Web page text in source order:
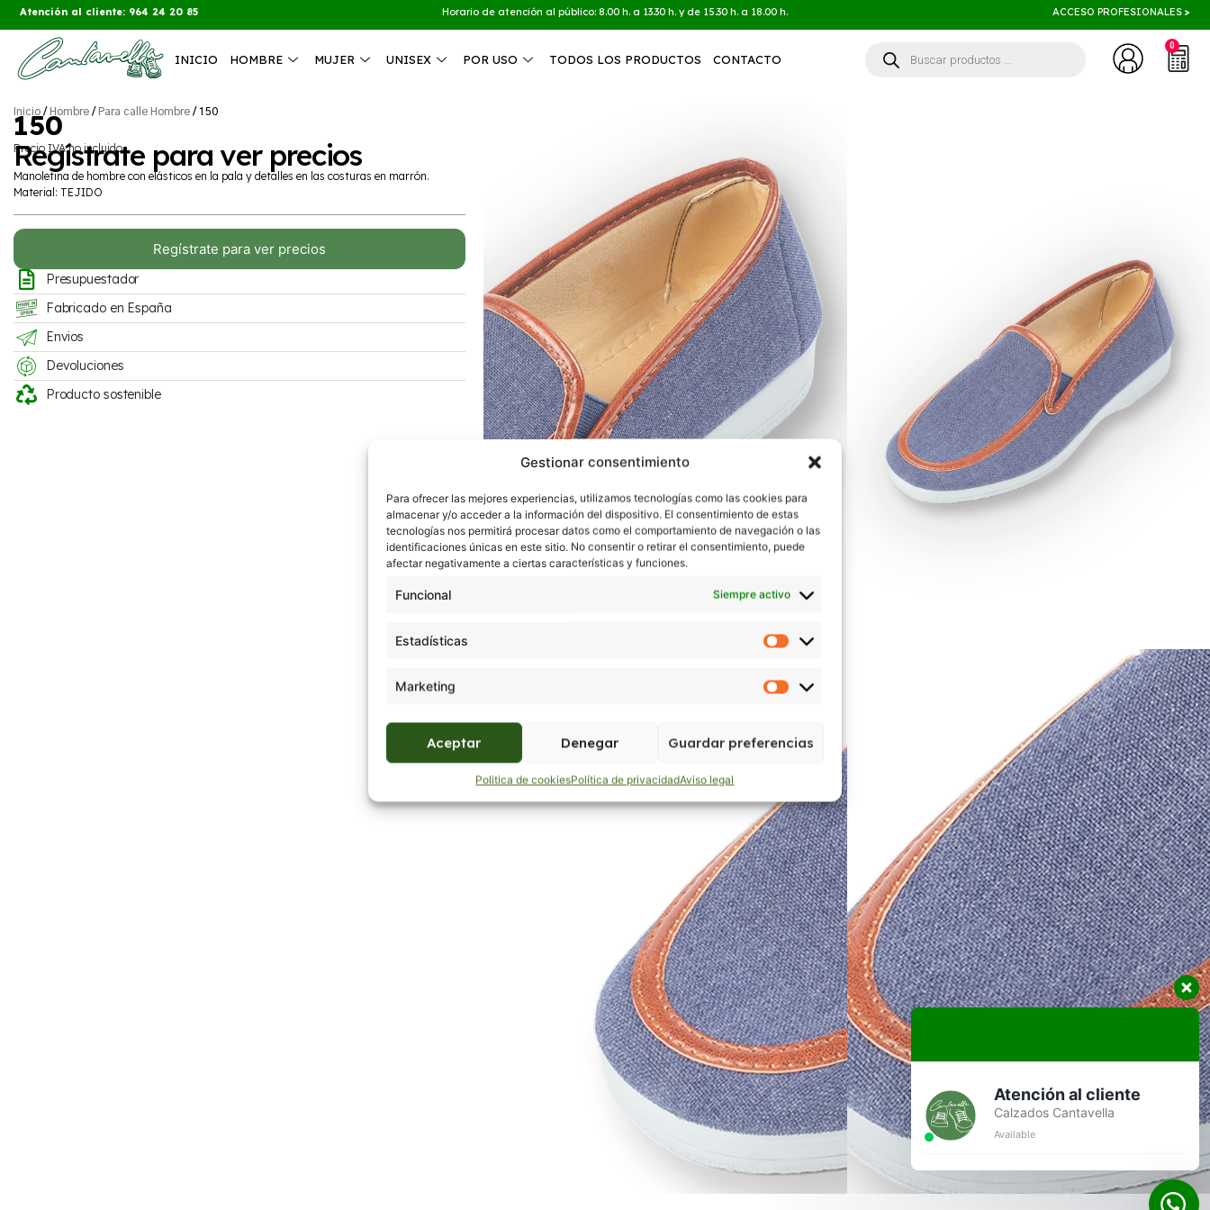
Gestionar consentimiento
Para ofrecer las mejores experiencias, utilizamos tecnologías como las cookies para
almacenar y/o acceder a la información del dispositivo. El consentimiento de estas
tecnologías nos permitirá procesar datos como el comportamiento de navegación o las
identificaciones únicas en este sitio. No consentir o retirar el consentimiento, puede
afectar negativamente a ciertas características y funciones.
Funcional Siempre activo
Estadísticas
Marketing
Aceptar Denegar Guardar preferencias
Politica de cookiesPolítica de privacidadAviso legal
Atención al cliente: 964 24 20 85 Horario de atención al público: 8.00 h. a 13.30 h. y de 15.30 h. a 18.00 h. ACCESO PROFESIONALES >
INICIO HOMBRE MUJER UNISEX POR USO TODOS LOS PRODUCTOS CONTACTO
0
Inicio / Hombre / Para calle Hombre / 150
150
Precio IVA no incluido
Regístrate para ver precios
Manoletina de hombre con elásticos en la pala y detalles en las costuras en marrón.
Material: TEJIDO
Regístrate para ver precios
Presupuestador
Fabricado en España
Envios
Devoluciones
Producto sostenible
Atención al cliente
Calzados Cantavella
Available